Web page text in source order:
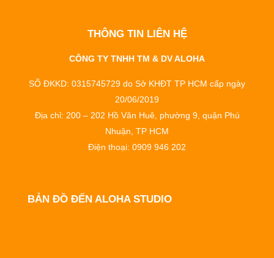
THÔNG TIN LIÊN HỆ
CÔNG TY TNHH TM & DV ALOHA
SỐ ĐKKD: 0315745729 do Sở KHĐT TP HCM cấp ngày
20/06/2019
Địa chỉ: 200 – 202 Hồ Văn Huê, phường 9, quận Phú
Nhuận, TP HCM
Điện thoại: 0909 946 202
BẢN ĐỒ ĐẾN ALOHA STUDIO